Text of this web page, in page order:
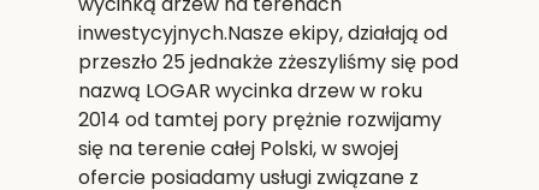
inwestycyjnych.Nasze ekipy, działają od
przeszło 25 jednakże zżeszyliśmy się pod
nazwą LOGAR wycinka drzew w roku
2014 od tamtej pory prężnie rozwijamy
się na terenie całej Polski, w swojej
ofercie posiadamy usługi związane z